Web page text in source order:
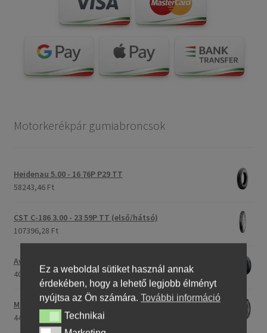
Motorkerékpár gumiabroncsok
Heidenau 5.00 - 16 76P P29 TT
58243,46 Ft
CST C-186 3.00 - 23 59P TT (első/hátsó)
107396,28 Ft
Avon Roadrider MKII 90/90 - 18 51V TL (első/hátsó)
40791,20 Ft
Maxxis M-6011 170/80 - 15 77H TL (hátsó gumi)
44753,31 Ft
Ez a weboldal sütiket használ annak
érdekében, hogy a lehető legjobb élményt
nyújtsa az Ön számára. További információ
TechnikaiTechnikai